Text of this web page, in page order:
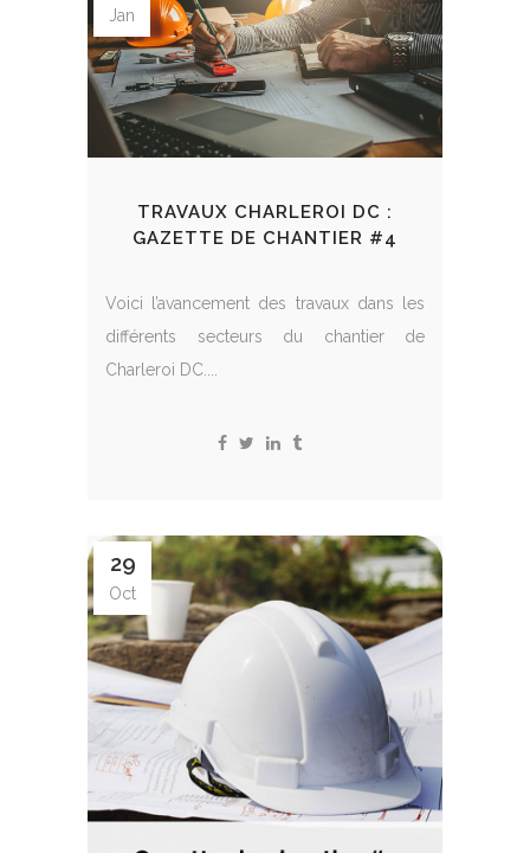
Jan
TRAVAUX CHARLEROI DC :
GAZETTE DE CHANTIER #4
Voici l’avancement des travaux dans les
différents secteurs du chantier de
Charleroi DC....
29
Oct